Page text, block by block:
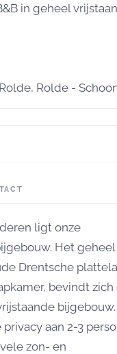
in geheel
Rolde -
ligt onze
Het geheel
Drentsche
bevindt zich
aan 2-3
zon- en